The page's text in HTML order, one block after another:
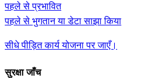
पहले से प्रभावित
पहले से भुगतान या डेटा साझा किया
सीधे पीड़ित कार्य योजना पर जाएँ।
सुरक्षा जाँच